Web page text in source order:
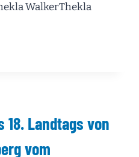
WalkerThekla
18. Landtags von
vom